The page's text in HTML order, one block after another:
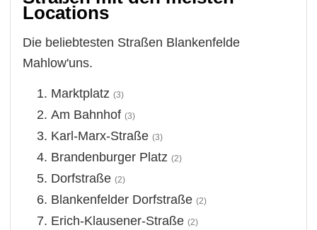
Locations
Die beliebtesten Straßen Blankenfelde
Mahlow'uns.
Marktplatz (3)
Am Bahnhof (3)
Karl-Marx-Straße (3)
Brandenburger Platz (2)
Dorfstraße (2)
Blankenfelder Dorfstraße (2)
Erich-Klausener-Straße (2)